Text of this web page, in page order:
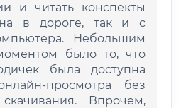
и читать конспекты
в дороге, так и с
Небольшим
было то, что
была доступна
просмотра без
Впрочем,